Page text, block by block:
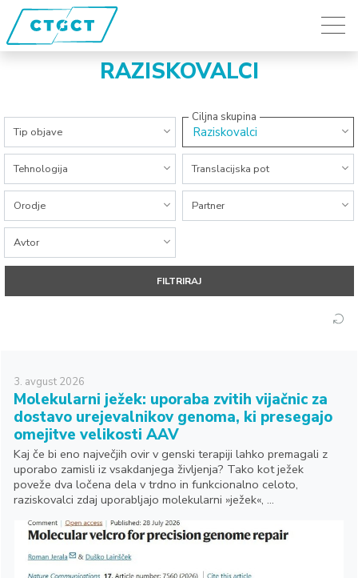
RAZISKOVALCI
Tip objave
Vse kategorije
Ciljna skupina
Raziskovalci
Tehnologija
Vse kategorije Translacijska pot
Vse kategorije
Orodje
Vse kategorije Partner
Vse kategorije
Avtor
Vse kategorije
FILTRIRAJ
3. avgust 2026
Molekularni ježek: uporaba zvitih vijačnic za
dostavo urejevalnikov genoma, ki presegajo
omejitve velikosti AAV
Kaj če bi eno največjih ovir v genski terapiji lahko premagali z
uporabo zamisli iz vsakdanjega življenja? Tako kot ježek
poveže dva ločena dela v trdno in funkcionalno celoto,
raziskovalci zdaj uporabljajo molekularni »ježek«, ...